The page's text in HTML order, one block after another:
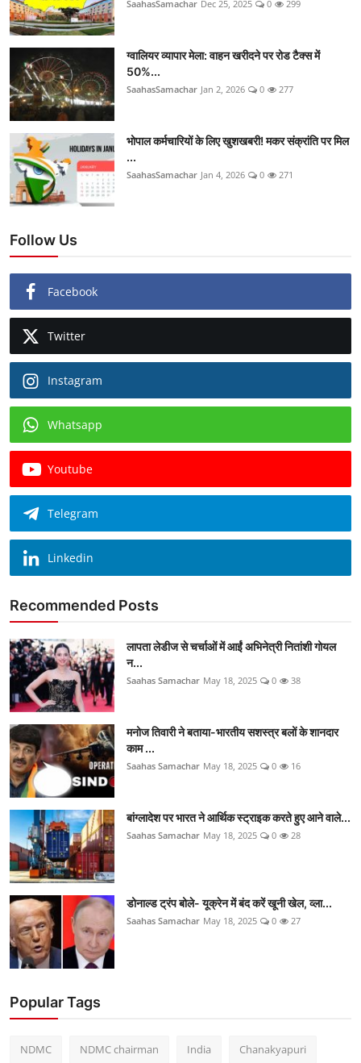
SaahasSamachar Dec 25, 2025 0 299
ग्वालियर व्यापार मेला: वाहन खरीदने पर रोड टैक्स में
50%...
SaahasSamachar Jan 2, 2026 0 277
भोपाल कर्मचारियों के लिए खुशखबरी! मकर संक्रांति पर मिल
...
SaahasSamachar Jan 4, 2026 0 271
Follow Us
Facebook
Twitter
Instagram
Whatsapp
Youtube
Telegram
Linkedin
Recommended Posts
लापता लेडीज से चर्चाओं में आईं अभिनेत्री नितांशी गोयल
न...
Saahas Samachar May 18, 2025 0 38
मनोज तिवारी ने बताया-भारतीय सशस्त्र बलों के शानदार
काम ...
Saahas Samachar May 18, 2025 0 16
बांग्लादेश पर भारत ने आर्थिक स्ट्राइक करते हुए आने वाले...
Saahas Samachar May 18, 2025 0 28
डोनाल्ड ट्रंप बोले- यूक्रेन में बंद करें खूनी खेल, व्ला...
Saahas Samachar May 18, 2025 0 27
Popular Tags
NDMC NDMC chairman India Chanakyapuri